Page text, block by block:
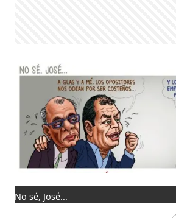
No sé, José...